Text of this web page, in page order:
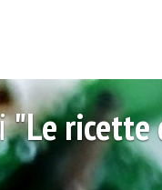
"Le ricette